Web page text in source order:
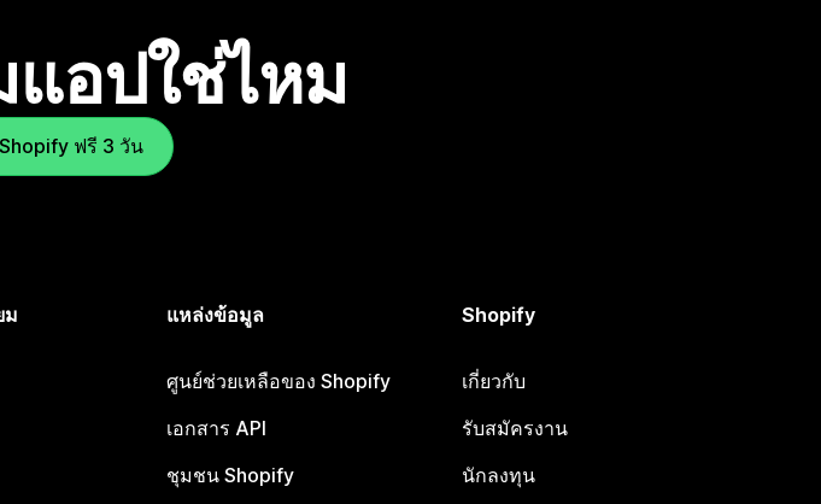
แอปใช่ไหม
ฟรี 3 วัน
ม แหล่งข้อมูล
ศูนย์ช่วยเหลือของ Shopify
เอกสาร API
ชุมชน Shopify
Shopify
เกี่ยวกับ
รับสมัครงาน
นักลงทุน